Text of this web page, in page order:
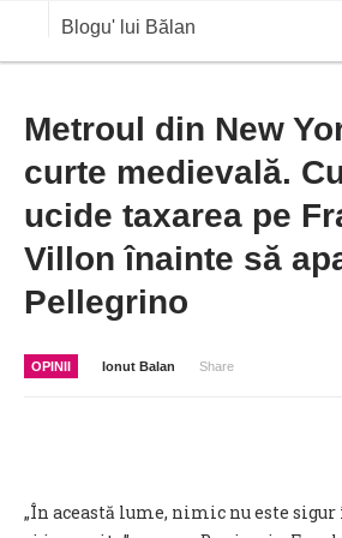
Blogu' lui Bălan
OPINII
ANALIZE
BLOG IN DIALOG
STIRI
CURS VALUTAR IN TIMP REAL
COMMODITIES
Metroul din New
curte medievală.
ucide taxarea pe
Villon înainte să
Pellegrino
OPINII Ionut Balan Share
„În această lume, nimic nu este